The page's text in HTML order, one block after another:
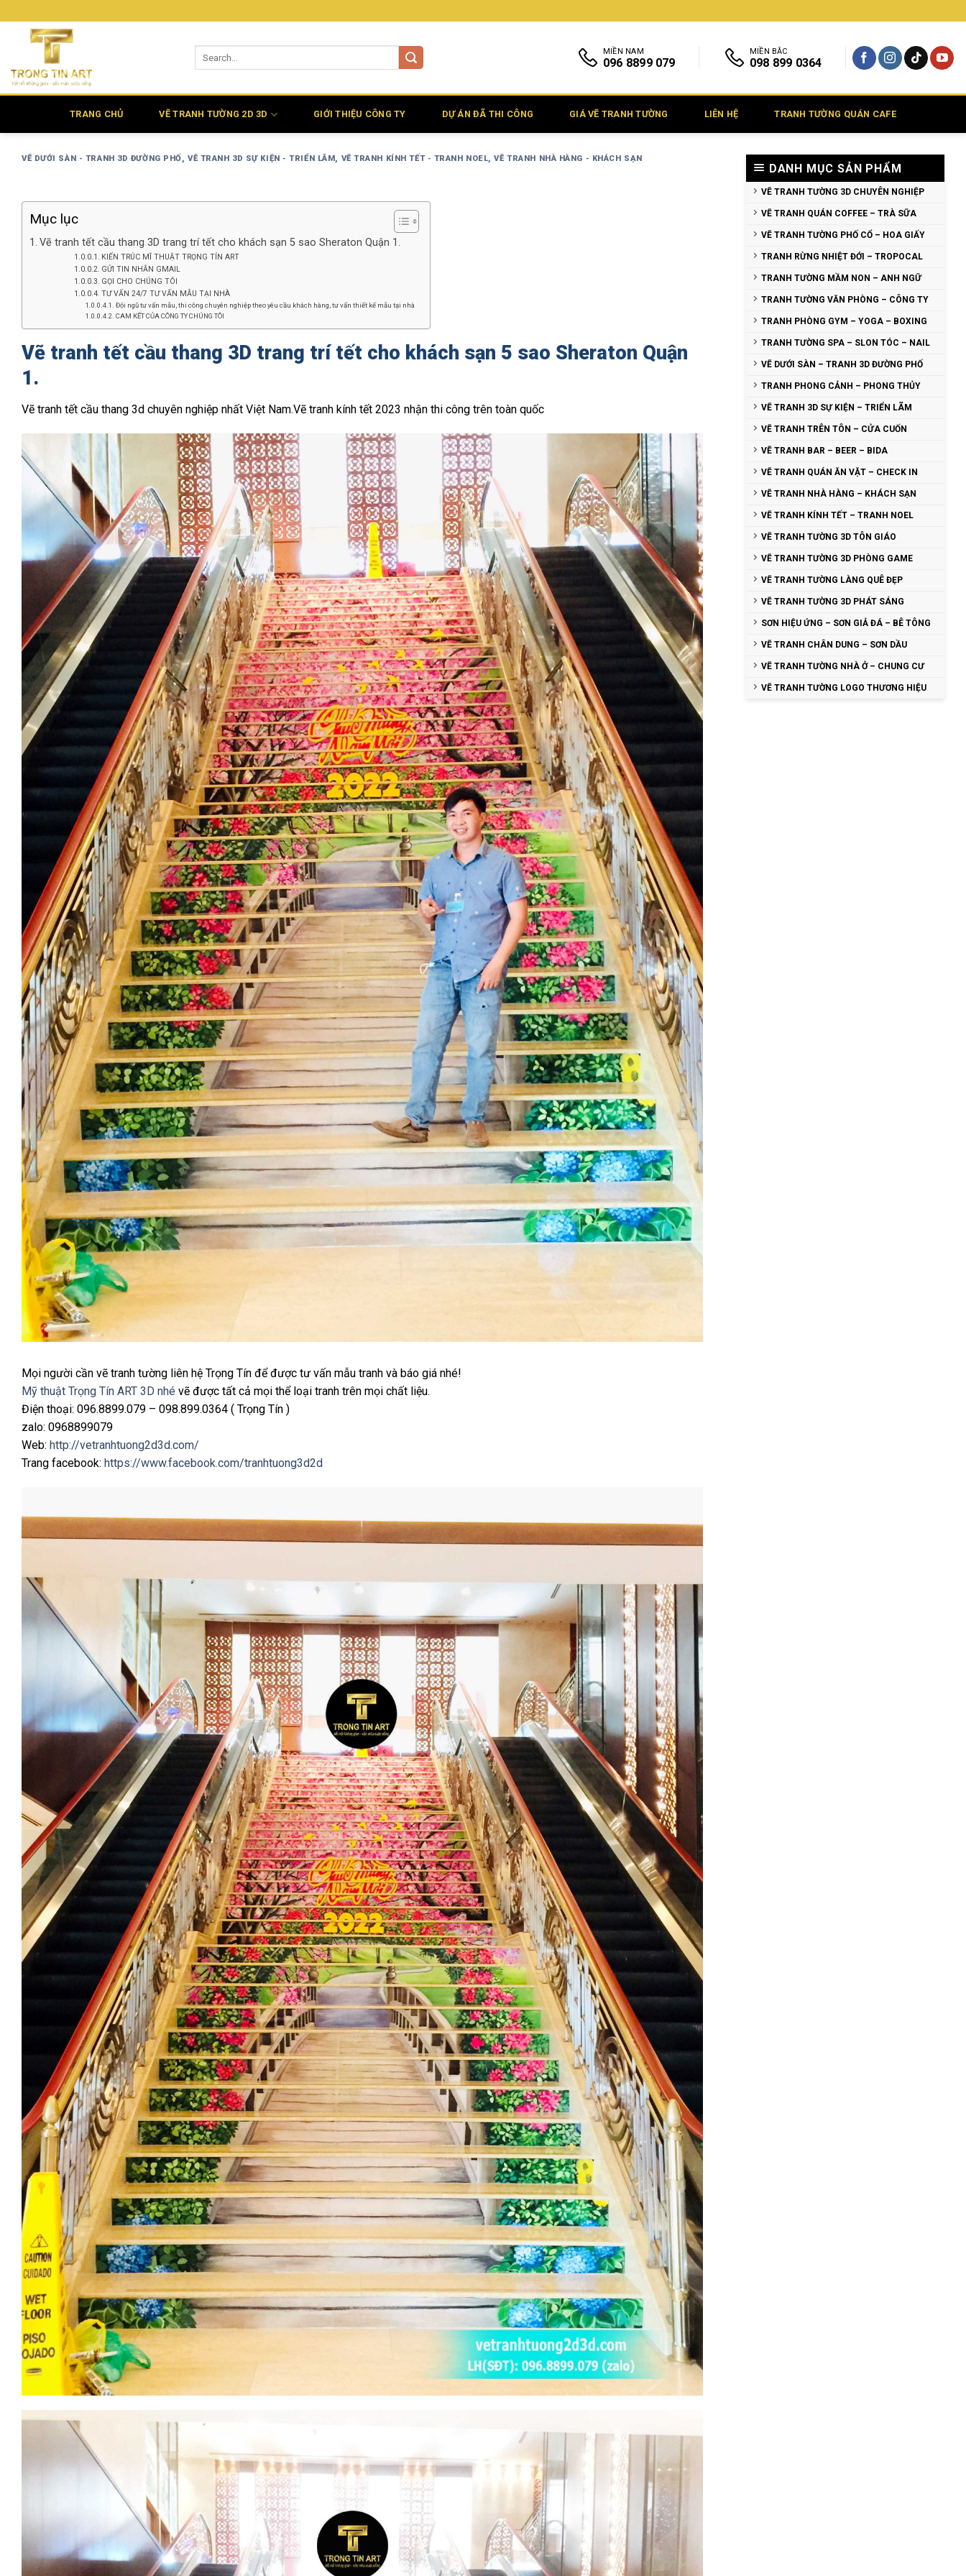
qua
MIỀN NAM
096 8899 079
MIỀN BẮC
098 899 0364
TRANG CHỦ VẼ TRANH TƯỜNG 2D 3D GIỚI THIỆU CÔNG TY DỰ ÁN ĐÃ THI CÔNG GIÁ VẼ TRANH TƯỜNG LIÊN HỆ TRANH TƯỜNG QUÁN CAFE
VẼ DƯỚI SÀN - TRANH 3D ĐƯỜNG PHỐ,VẼ TRANH 3D SỰ KIỆN - TRIỂN LÃM, VẼ TRANH KÍNH TẾT - TRANH NOEL,VẼ TRANH NHÀ HÀNG - KHÁCH SẠN
Mục lục
Vẽ tranh tết cầu thang 3D trang trí tết cho khách sạn 5 sao Sheraton Quận 1.
KIẾN TRÚC MĨ THUẬT TRỌNG TÍN ART
GỬI TIN NHẮN GMAIL
GỌI CHO CHÚNG TÔI
TƯ VẤN 24/7 TƯ VẤN MẪU TẠI NHÀ
Đội ngũ tư vấn mẫu, thi công chuyên nghiệp theo yêu cầu khách hàng, tư vấn thiết kế mẫu tại nhà
CAM KẾT CỦA CÔNG TY CHÚNG TÔI
Vẽ tranh tết cầu thang 3D trang trí tết cho khách sạn 5 sao Sheraton Quận
1.
Vẽ tranh tết cầu thang 3d chuyên nghiệp nhất Việt Nam.Vẽ tranh kính tết 2023 nhận thi công trên toàn quốc
Mọi người cần vẽ tranh tường liên hệ Trọng Tín để được tư vấn mẫu tranh và báo giá nhé!
Mỹ thuật Trọng Tín ART 3D nhé vẽ được tất cả mọi thể loại tranh trên mọi chất liệu.
Điện thoại: 096.8899.079 – 098.899.0364 ( Trọng Tín )
zalo: 0968899079
Web: http://vetranhtuong2d3d.com/
Trang facebook: https://www.facebook.com/tranhtuong3d2d
DANH MỤC SẢN PHẨM
VẼ TRANH TƯỜNG 3D CHUYÊN NGHIỆP
VẼ TRANH QUÁN COFFEE – TRÀ SỮA
VẼ TRANH TƯỜNG PHỐ CỔ – HOA GIẤY
TRANH RỪNG NHIỆT ĐỚI – TROPOCAL
TRANH TƯỜNG MẦM NON – ANH NGỮ
TRANH TƯỜNG VĂN PHÒNG – CÔNG TY
TRANH PHÒNG GYM – YOGA – BOXING
TRANH TƯỜNG SPA – SLON TÓC – NAIL
VẼ DƯỚI SÀN – TRANH 3D ĐƯỜNG PHỐ
TRANH PHONG CẢNH – PHONG THỦY
VẼ TRANH 3D SỰ KIỆN – TRIỂN LÃM
VẼ TRANH TRÊN TÔN – CỬA CUỐN
VẼ TRANH BAR – BEER – BIDA
VẼ TRANH QUÁN ĂN VẶT – CHECK IN
VẼ TRANH NHÀ HÀNG – KHÁCH SẠN
VẼ TRANH KÍNH TẾT – TRANH NOEL
VẼ TRANH TƯỜNG 3D TÔN GIÁO
VẼ TRANH TƯỜNG 3D PHÒNG GAME
VẼ TRANH TƯỜNG LÀNG QUÊ ĐẸP
VẼ TRANH TƯỜNG 3D PHÁT SÁNG
SƠN HIỆU ỨNG – SƠN GIẢ ĐÁ – BÊ TÔNG
VẼ TRANH CHÂN DUNG – SƠN DẦU
VẼ TRANH TƯỜNG NHÀ Ở – CHUNG CƯ
VẼ TRANH TƯỜNG LOGO THƯƠNG HIỆU